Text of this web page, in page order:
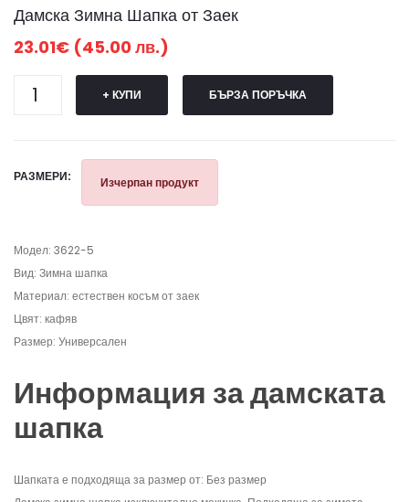
Дамска Зимна Шапка от Заек
23.01€ (45.00 лв.)
+ КУПИ БЪРЗА ПОРЪЧКА
РАЗМЕРИ: Изчерпан продукт
Модел: 3622-5
Вид: Зимна шапка
Материал: естествен косъм от заек
Цвят: кафяв
Размер: Универсален
Информация за дамската
шапка
Шапката е подходяща за размер от: Без размер